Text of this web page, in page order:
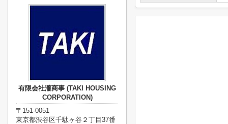
有限会社瀧商事 (TAKI HOUSING
CORPORATION)
〒151-0051
東京都渋谷区千駄ヶ谷２丁目37番